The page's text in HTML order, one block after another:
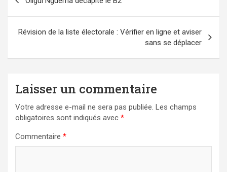
de
l’article
Révision de la liste électorale : Vérifier en ligne et aviser
sans se déplacer
Laisser un commentaire
Votre adresse e-mail ne sera pas publiée. Les champs
obligatoires sont indiqués avec *
Commentaire *